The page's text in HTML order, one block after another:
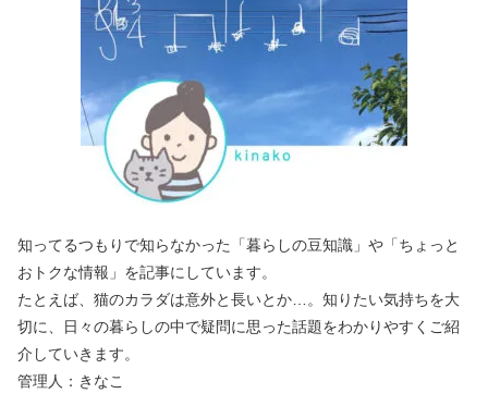
知ってるつもりで知らなかった「暮らしの豆知識」や「ちょっと
おトクな情報」を記事にしています。
たとえば、猫のカラダは意外と長いとか…。知りたい気持ちを大
切に、日々の暮らしの中で疑問に思った話題をわかりやすくご紹
介していきます。
管理人：きなこ